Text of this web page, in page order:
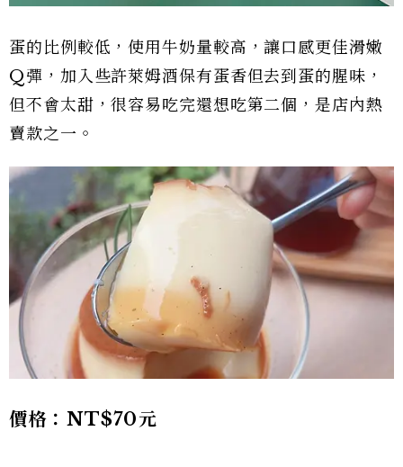
蛋的比例較低，使用牛奶量較高，讓口感更佳滑嫩
Q彈，加入些許萊姆酒保有蛋香但去到蛋的腥味，
但不會太甜，很容易吃完還想吃第二個，是店內熱
賣款之一。
價格：NT$70元